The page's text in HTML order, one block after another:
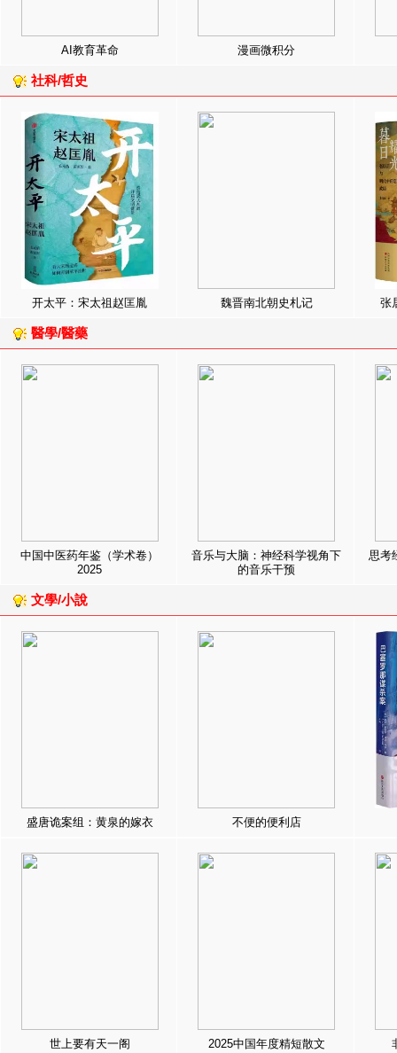
AI教育革命 漫画微积分
社科/哲史
开太平：宋太祖赵匡胤 魏晋南北朝史札记 张
醫學/醫藥
中国中医药年鉴（学术卷）
2025
音乐与大脑：神经科学视角下
的音乐干预
思考
文學/小說
盛唐诡案组：黄泉的嫁衣 不便的便利店
世上要有天一阁 2025中国年度精短散文